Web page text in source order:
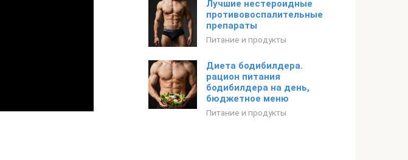
Лучшие нестероидные
противовоспалительные
препараты
Питание и продукты
Диета бодибилдера.
рацион питания
бодибилдера на день,
бюджетное меню
Питание и продукты